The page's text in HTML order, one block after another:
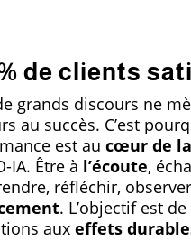
de clients
grands discours ne
au succès. C’est
est au cœur de
IA. Être à l’écoute,
réfléchir,
. L’objectif est
aux effets